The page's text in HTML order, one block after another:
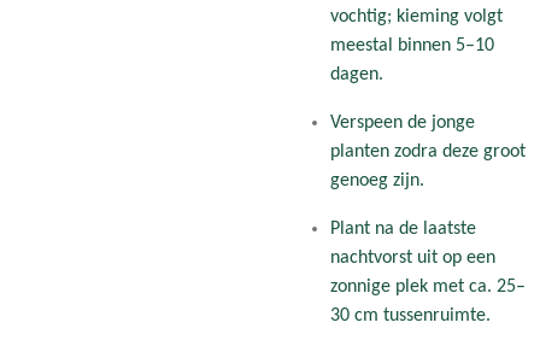
vochtig; kieming volgt
meestal binnen 5–10
dagen.
Verspeen de jonge
planten zodra deze groot
genoeg zijn.
Plant na de laatste
nachtvorst uit op een
zonnige plek met ca. 25–
30 cm tussenruimte.